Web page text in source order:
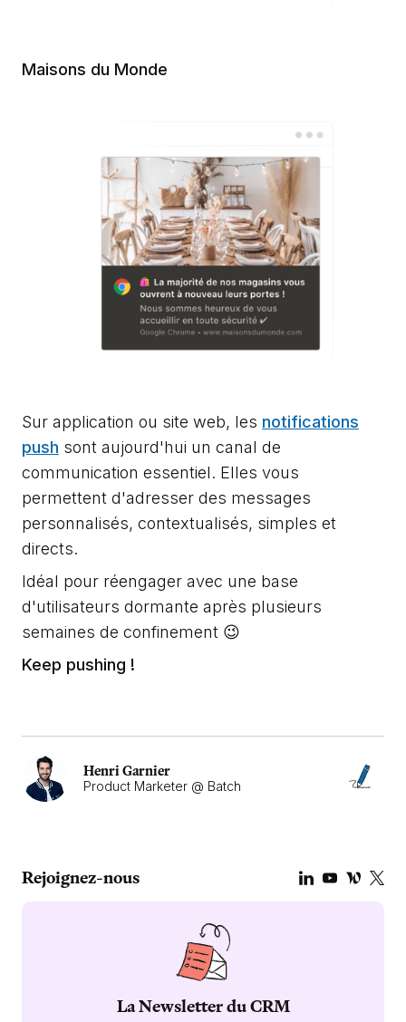
Maisons du Monde
Sur application ou site web, les notifications
push sont aujourd'hui un canal de
communication essentiel. Elles vous
permettent d'adresser des messages
personnalisés, contextualisés, simples et
directs.
Idéal pour réengager avec une base
d'utilisateurs dormante après plusieurs
semaines de confinement 😉
Keep pushing !
Henri Garnier
Product Marketer @ Batch
Rejoignez-nous
La Newsletter du CRM